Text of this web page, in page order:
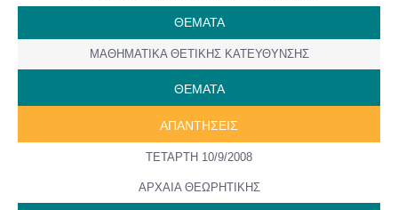
ΘΕΜΑΤΑ
ΜΑΘΗΜΑΤΙΚΑ ΘΕΤΙΚΗΣ ΚΑΤΕΥΘΥΝΣΗΣ
ΘΕΜΑΤΑ
ΑΠΑΝΤΗΣΕΙΣ
ΤΕΤΑΡΤΗ 10/9/2008
ΑΡΧΑΙΑ ΘΕΩΡΗΤΙΚΗΣ